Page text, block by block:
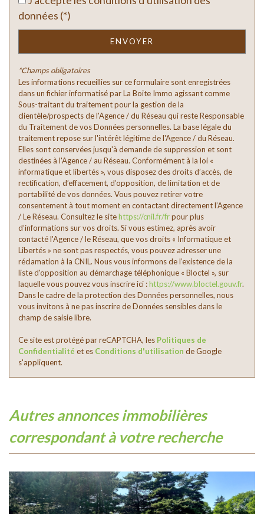
Taxe foncière
Habitants de moins de 25 ans
22,93 %
Habitants de 25 à 55 ans
Habitants de plus de 55 ans
Nombre d'enfants par famille
Familles sans enfant
Familles avec 1 ou 2 enfants
38,15 %
Maisons
87,53 %
Appartements
Familles avec 3 enfants
données (*)
ENVOYER
*Champs obligatoires
Les informations recueillies sur ce formulaire sont enregistrées
dans un fichier informatisé par La Boite Immo agissant comme
Sous-traitant du traitement pour la gestion de la
clientèle/prospects de l'Agence / du Réseau qui reste Responsable
du Traitement de vos Données personnelles. La base légale du
traitement repose sur l'intérêt légitime de l'Agence / du Réseau.
Elles sont conservées jusqu'à demande de suppression et sont
destinées à l'Agence / au Réseau. Conformément à la loi «
informatique et libertés », vous disposez des droits d’accès, de
rectification, d’effacement, d’opposition, de limitation et de
portabilité de vos données. Vous pouvez retirer votre
consentement à tout moment en contactant directement l’Agence
/ Le Réseau. Consultez le sitehttps://cnil.fr/frpour plus
d’informations sur vos droits. Si vous estimez, après avoir
contacté l'Agence / le Réseau, que vos droits « Informatique et
Libertés » ne sont pas respectés, vous pouvez adresser une
réclamation à la CNIL. Nous vous informons de l’existence de la
liste d'opposition au démarchage téléphonique « Bloctel », sur
laquelle vous pouvez vous inscrire ici :https://www.bloctel.gouv.fr.
Dans le cadre de la protection des Données personnelles, nous
vous invitons à ne pas inscrire de Données sensibles dans le
champ de saisie libre.
Ce site est protégé par reCAPTCHA, les Politiques de
Confidentialité et es Conditions d'utilisation de Google
s'appliquent.
autres annonces immobilières
correspondant à votre recherche